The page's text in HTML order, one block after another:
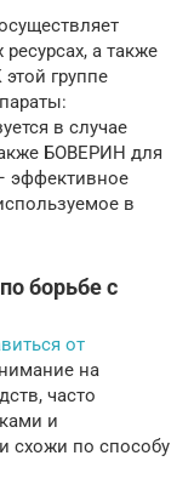
а также
группе
в случае
БОВЕРИН для
эффективное
в
борьбе с
от
на
часто
и
схожи по способу